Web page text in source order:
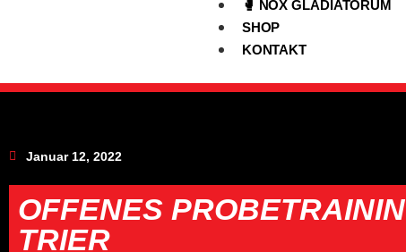
🥊 NOX GLADIATORUM
SHOP
KONTAKT
Januar 12, 2022
OFFENES
TRIER